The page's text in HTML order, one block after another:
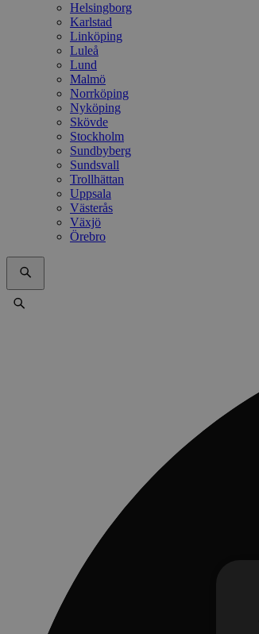
Helsingborg
Karlstad
Linköping
Luleå
Lund
Malmö
Norrköping
Nyköping
Skövde
Stockholm
Sundbyberg
Sundsvall
Trollhättan
Uppsala
Västerås
Växjö
Örebro